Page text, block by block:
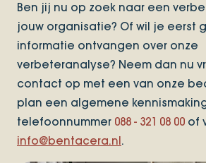
Ben jij nu op zoek naar een
jouw organisatie? Of wil je eerst
informatie ontvangen over onze
verbeteranalyse? Neem dan nu
contact op met een van onze
plan een algemene
telefoonnummer 088 - 321 08 00 of
info@bentacera.nl .